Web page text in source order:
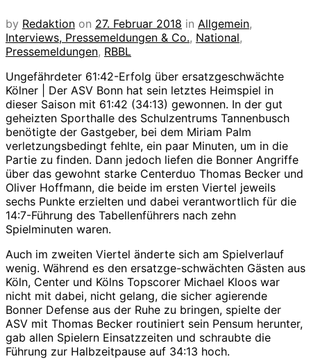
by Redaktion on 27. Februar 2018 in Allgemein,
Interviews, Pressemeldungen & Co., National,
Pressemeldungen, RBBL
Ungefährdeter 61:42-Erfolg über ersatzgeschwächte
Kölner | Der ASV Bonn hat sein letztes Heimspiel in
dieser Saison mit 61:42 (34:13) gewonnen. In der gut
geheizten Sporthalle des Schulzentrums Tannenbusch
benötigte der Gastgeber, bei dem Miriam Palm
verletzungsbedingt fehlte, ein paar Minuten, um in die
Partie zu finden. Dann jedoch liefen die Bonner Angriffe
über das gewohnt starke Centerduo Thomas Becker und
Oliver Hoffmann, die beide im ersten Viertel jeweils
sechs Punkte erzielten und dabei verantwortlich für die
14:7-Führung des Tabellenführers nach zehn
Spielminuten waren.
Auch im zweiten Viertel änderte sich am Spielverlauf
wenig. Während es den ersatzge-schwächten Gästen aus
Köln, Center und Kölns Topscorer Michael Kloos war
nicht mit dabei, nicht gelang, die sicher agierende
Bonner Defense aus der Ruhe zu bringen, spielte der
ASV mit Thomas Becker routiniert sein Pensum herunter,
gab allen Spielern Einsatzzeiten und schraubte die
Führung zur Halbzeitpause auf 34:13 hoch.